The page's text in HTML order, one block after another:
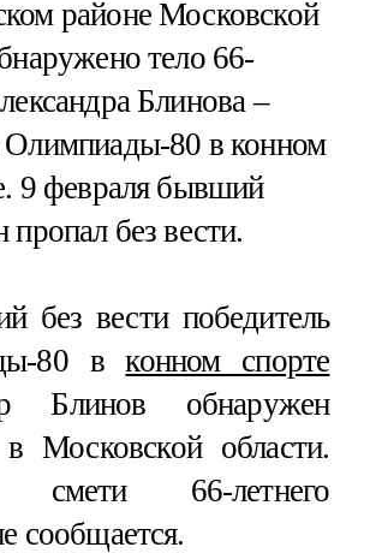
районе Московской
тело 66-
Блинова –
Олимпиады-80 в конном
9 февраля бывший
пропал без вести.
без вести победитель
80 вконном спорте
Блинов обнаружен
Московской области.
смети 66-летнего
сообщается.